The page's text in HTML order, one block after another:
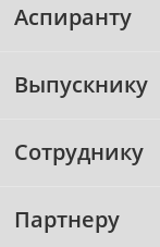
Аспиранту
Выпускнику
Сотруднику
Партнеру